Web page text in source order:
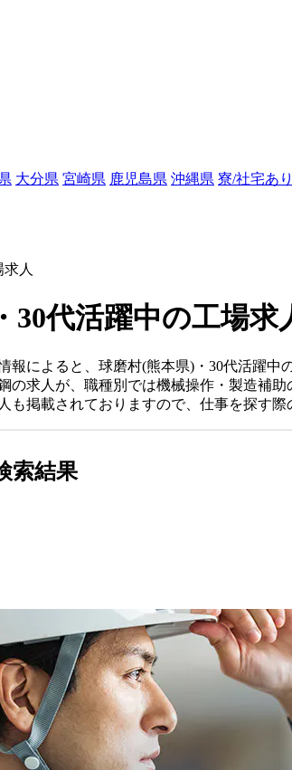
大分県 宮崎県 鹿児島県 沖縄県 寮/社宅あり
人
30代活躍中の工場求
報によると、球磨村(熊本県)・30代活躍中
の求人が、職種別では機械操作・製造補助
も掲載されておりますので、仕事を探す際
索結果